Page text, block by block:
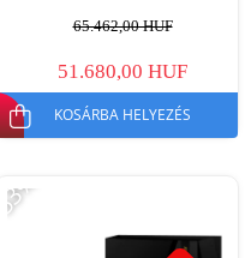
65.462,00 HUF
51.680,00 HUF
KOSÁRBA HELYEZÉS
-53%